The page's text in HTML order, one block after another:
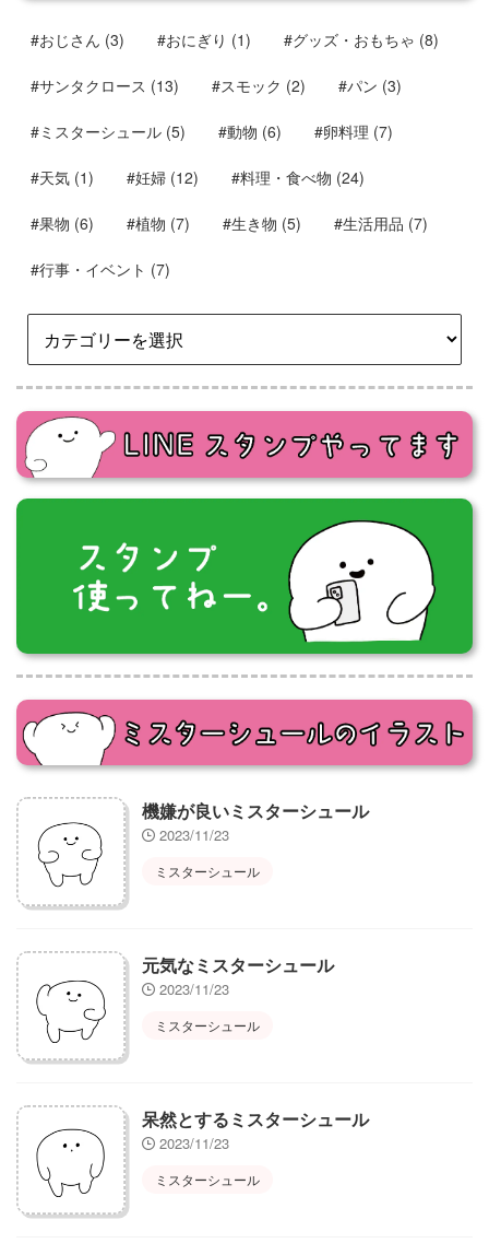
#おじさん (3) #おにぎり (1) #グッズ・おもちゃ (8)
#サンタクロース (13) #スモック (2) #パン (3)
#ミスターシュール (5) #動物 (6) #卵料理 (7)
#天気 (1) #妊婦 (12) #料理・食べ物 (24)
#果物 (6) #植物 (7) #生き物 (5) #生活用品 (7)
#行事・イベント (7)
機嫌が良いミスターシュール
2023/11/23
ミスターシュール
元気なミスターシュール
2023/11/23
ミスターシュール
呆然とするミスターシュール
2023/11/23
ミスターシュール